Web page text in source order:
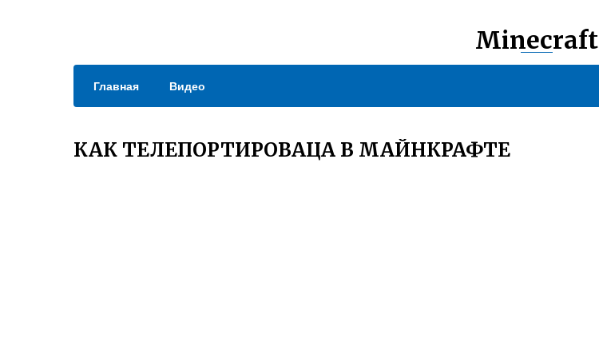
Minecraft
Главная Видео
КАК ТЕЛЕПОРТИРОВАЦА В МАЙНКРАФТЕ